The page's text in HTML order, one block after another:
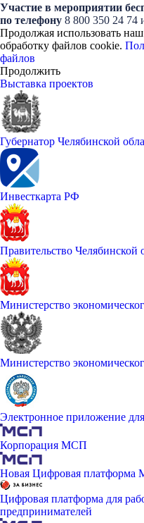
Участие в мероприятии
по телефону 8 800 350 24 74
Продолжая использовать наш
обработку файлов cookie.
файлов
Продолжить
Выставка проектов
Губернатор Челябинской
Инвесткарта РФ
Правительство Челябинской
Министерство
Министерство
Электронное приложение
Корпорация МСП
Новая Цифровая
Цифровая платформа для
предпринимателей